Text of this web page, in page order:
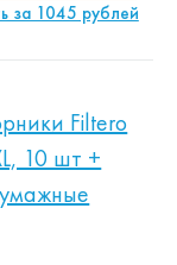
за 1045 рублей
Filtero
10 шт +